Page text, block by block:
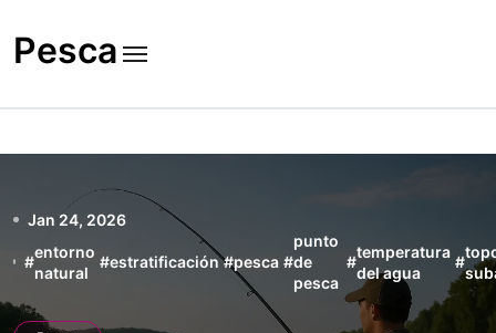
to
content
Pesca
Jan 24, 2026
#
entorno
natural
#estratificación #pesca #
punto
de
pesca
#
temperatura
del agua
#